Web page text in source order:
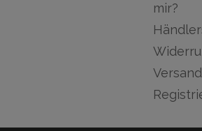
mir?